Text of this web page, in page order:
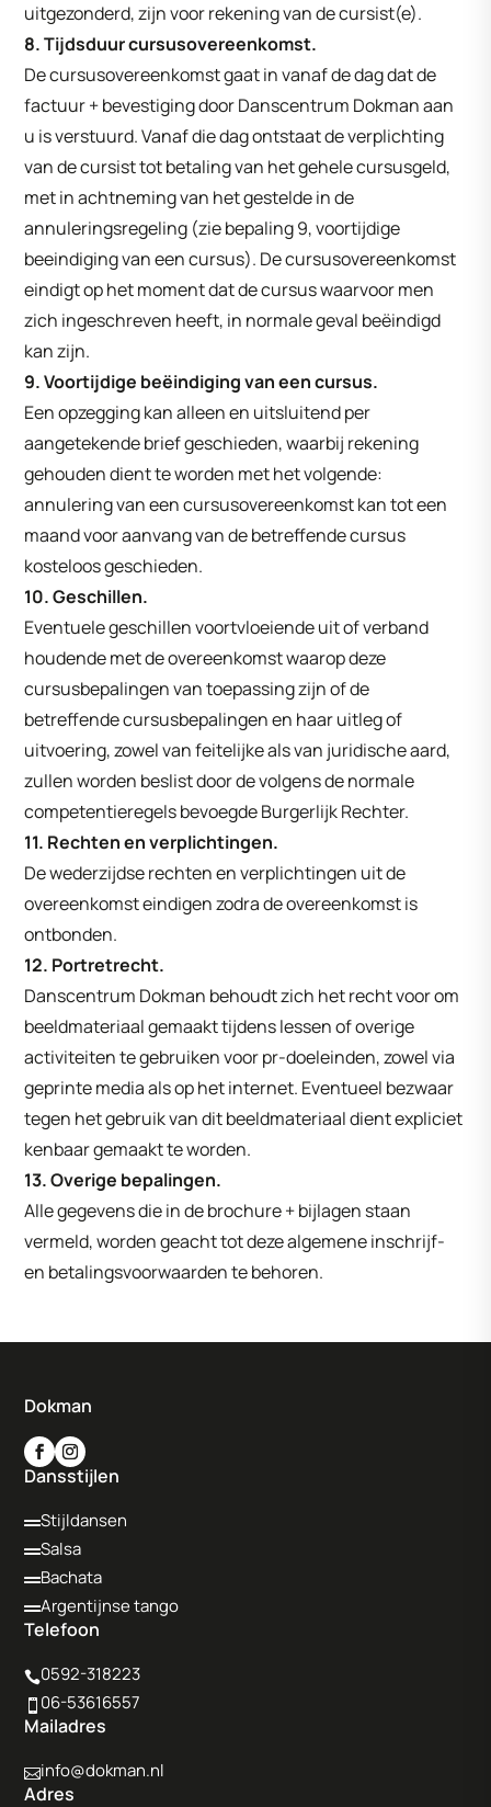
uitgezonderd, zijn voor rekening van de cursist(e).
8. Tijdsduur cursusovereenkomst.
De cursusovereenkomst gaat in vanaf de dag dat de
factuur + bevestiging door Danscentrum Dokman aan
u is verstuurd. Vanaf die dag ontstaat de verplichting
van de cursist tot betaling van het gehele cursusgeld,
met in achtneming van het gestelde in de
annuleringsregeling (zie bepaling 9, voortijdige
beeindiging van een cursus). De cursusovereenkomst
eindigt op het moment dat de cursus waarvoor men
zich ingeschreven heeft, in normale geval beëindigd
kan zijn.
9. Voortijdige beëindiging van een cursus.
Een opzegging kan alleen en uitsluitend per
aangetekende brief geschieden, waarbij rekening
gehouden dient te worden met het volgende:
annulering van een cursusovereenkomst kan tot een
maand voor aanvang van de betreffende cursus
kosteloos geschieden.
10. Geschillen.
Eventuele geschillen voortvloeiende uit of verband
houdende met de overeenkomst waarop deze
cursusbepalingen van toepassing zijn of de
betreffende cursusbepalingen en haar uitleg of
uitvoering, zowel van feitelijke als van juridische aard,
zullen worden beslist door de volgens de normale
competentieregels bevoegde Burgerlijk Rechter.
11. Rechten en verplichtingen.
De wederzijdse rechten en verplichtingen uit de
overeenkomst eindigen zodra de overeenkomst is
ontbonden.
12. Portretrecht.
Danscentrum Dokman behoudt zich het recht voor om
beeldmateriaal gemaakt tijdens lessen of overige
activiteiten te gebruiken voor pr-doeleinden, zowel via
geprinte media als op het internet. Eventueel bezwaar
tegen het gebruik van dit beeldmateriaal dient expliciet
kenbaar gemaakt te worden.
13. Overige bepalingen.
Alle gegevens die in de brochure + bijlagen staan
vermeld, worden geacht tot deze algemene inschrijf-
en betalingsvoorwaarden te behoren.
Dokman
Dansstijlen
Stijldansen
Salsa
Bachata
Argentijnse tango
Telefoon
0592-318223
 06-53616557
Mailadres
info@dokman.nl
Adres